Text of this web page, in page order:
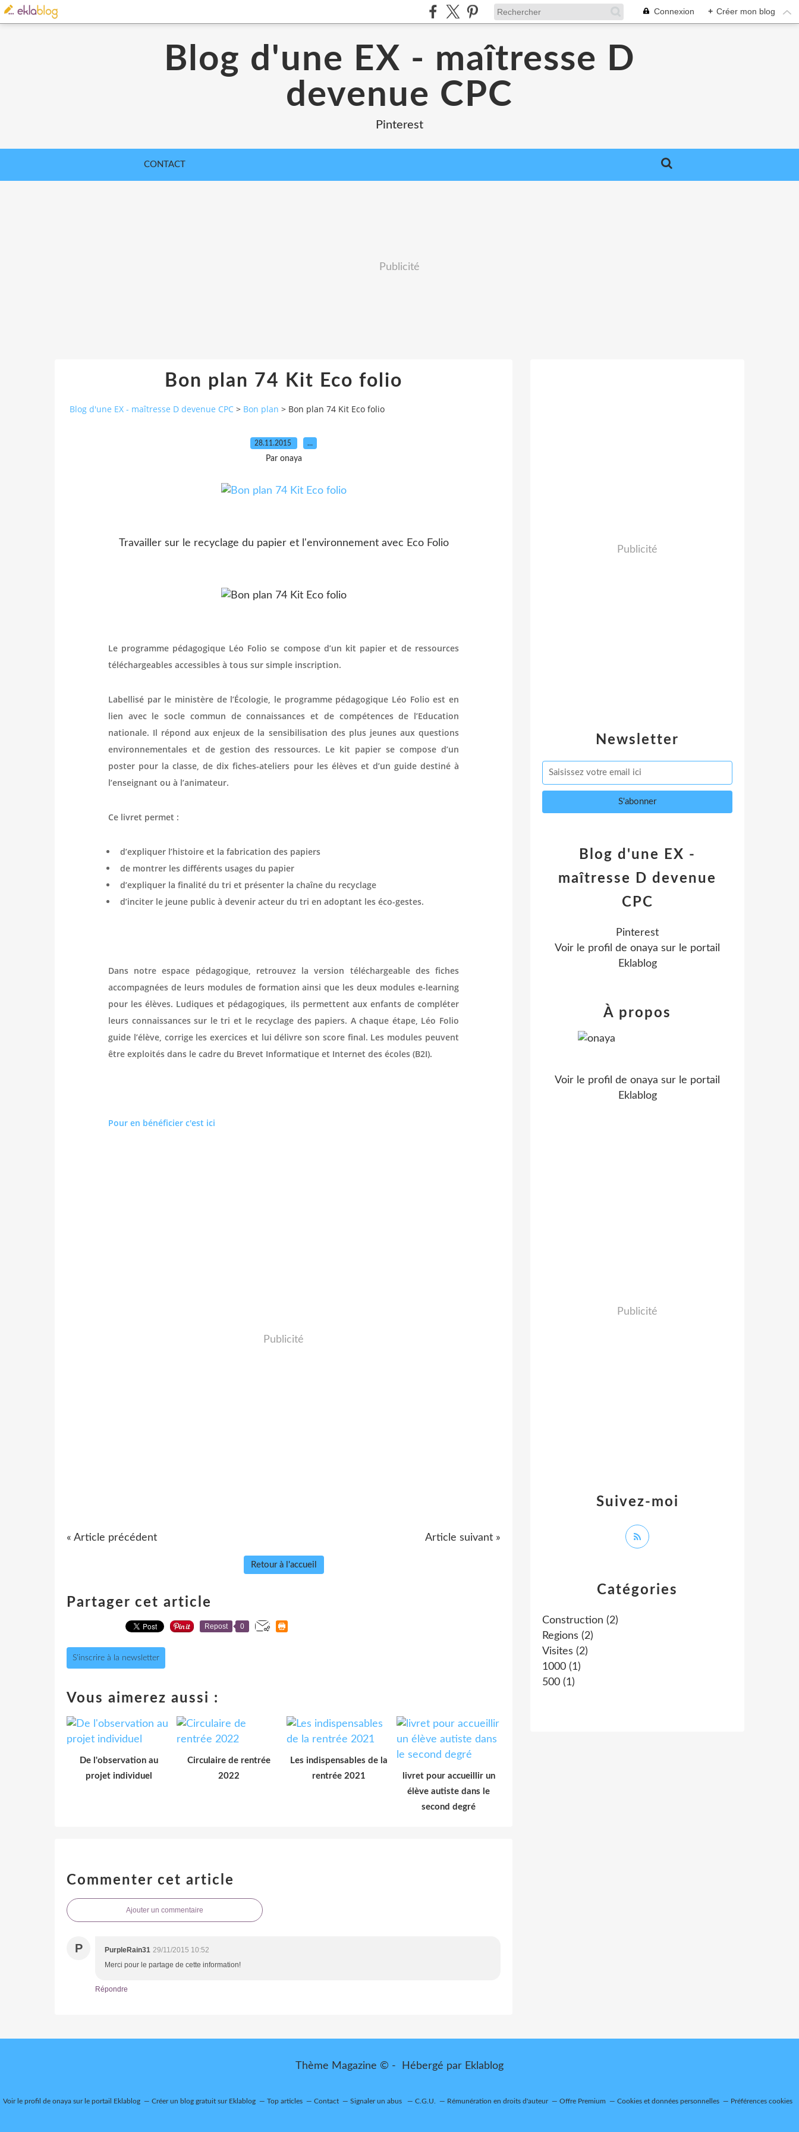
Connexion + Créer mon blog
Blog d'une EX - maîtresse D
devenue CPC
Pinterest
CONTACT
Publicité
Bon plan 74 Kit Eco folio
Blog d'une EX - maîtresse D devenue CPC > Bon plan > Bon plan 74 Kit Eco folio
28.11.2015 …
Par onaya
Travailler sur le recyclage du papier et l'environnement avec Eco Folio
Le programme pédagogique Léo Folio se compose d’un kit papier et de ressources
téléchargeables accessibles à tous sur simple inscription.
Labellisé par le ministère de l’Écologie, le programme pédagogique Léo Folio est en
lien avec le socle commun de connaissances et de compétences de l’Education
nationale. Il répond aux enjeux de la sensibilisation des plus jeunes aux questions
environnementales et de gestion des ressources. Le kit papier se compose d’un
poster pour la classe, de dix fiches-ateliers pour les élèves et d’un guide destiné à
l’enseignant ou à l’animateur.
Ce livret permet :
d’expliquer l’histoire et la fabrication des papiers
de montrer les différents usages du papier
d’expliquer la finalité du tri et présenter la chaîne du recyclage
d’inciter le jeune public à devenir acteur du tri en adoptant les éco-gestes.
Dans notre espace pédagogique, retrouvez la version téléchargeable des fiches
accompagnées de leurs modules de formation ainsi que les deux modules e-learning
pour les élèves. Ludiques et pédagogiques, ils permettent aux enfants de compléter
leurs connaissances sur le tri et le recyclage des papiers. A chaque étape, Léo Folio
guide l’élève, corrige les exercices et lui délivre son score final. Les modules peuvent
être exploités dans le cadre du Brevet Informatique et Internet des écoles (B2I).
Pour en bénéficier c'est ici
Publicité
« Article précédent Article suivant »
Retour à l'accueil
Partager cet article
Repost 0
S'inscrire à la newsletter
Vous aimerez aussi :
De l'observation au
projet individuel
Circulaire de rentrée
2022
Les indispensables de la
rentrée 2021
livret pour accueillir un
élève autiste dans le
second degré
Commenter cet article
Ajouter un commentaire
P PurpleRain31 29/11/2015 10:52
Merci pour le partage de cette information!
Répondre
Newsletter
Publicité
Catégories
Construction (2)
Regions (2)
Visites (2)
1000 (1)
500 (1)
Blog d'une EX -
maîtresse D devenue
CPC
Pinterest
Voir le profil de onaya sur le portail
Eklablog
Suivez-moi
À propos
Voir le profil de onaya sur le portail
Eklablog
Publicité
Thème Magazine © - Hébergé par Eklablog
Voir le profil de onaya sur le portail Eklablog Créer un blog gratuit sur Eklablog Top articles Contact Signaler un abus C.G.U. Rémunération en droits d'auteur Offre Premium Cookies et données personnelles Préférences cookies